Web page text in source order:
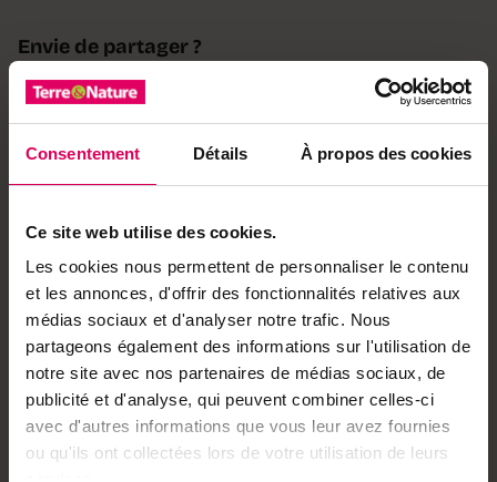
Consentement Détails À propos des cookies
Ce site web utilise des cookies.
Les cookies nous permettent de personnaliser le contenu
et les annonces, d'offrir des fonctionnalités relatives aux
médias sociaux et d'analyser notre trafic. Nous
partageons également des informations sur l'utilisation de
notre site avec nos partenaires de médias sociaux, de
publicité et d'analyse, qui peuvent combiner celles-ci
avec d'autres informations que vous leur avez fournies
ou qu'ils ont collectées lors de votre utilisation de leurs
Envie de partager ?
Achetez local sur
À lire aussi
Cuisine
Une petite leçon du vin
pour un résultat canon